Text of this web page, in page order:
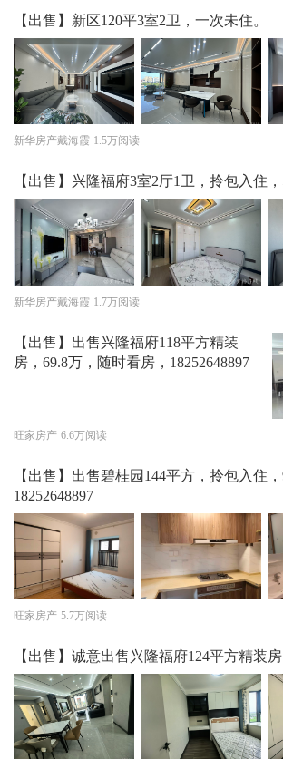
【出售】新区120平3室2卫，一次未住。
新华房产戴海霞 1.5万阅读
【出售】兴隆福府3室2厅1卫，拎包入住，
新华房产戴海霞 1.7万阅读
【出售】出售兴隆福府118平方精装
房，69.8万，随时看房，18252648897
旺家房产 6.6万阅读
【出售】出售碧桂园144平方，拎包入住，
18252648897
旺家房产 5.7万阅读
【出售】诚意出售兴隆福府124平方精装